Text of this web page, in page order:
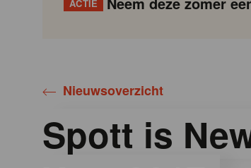
ACTIE
Nieuwsoverzicht
Spott is